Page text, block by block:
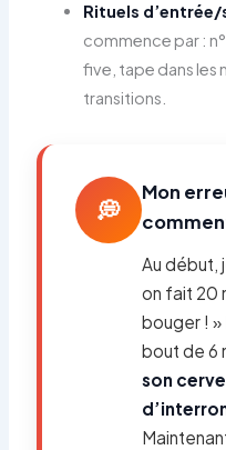
Rituels
commence par :
five, tape dans les
transitions.
💭
Mon
Au début,
on fait 20
bouger ! »
bout de 6
son